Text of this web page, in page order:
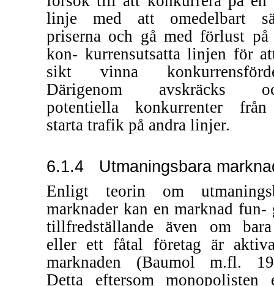
linje med att omedelbart
priserna och gå med förlust på
kon- kurrensutsatta linjen för
sikt vinna
Därigenom avskräcks
potentiella konkurrenter
starta trafik på andra linjer.
6.1.4
Utmaningsbara
Enligt teorin om
marknader kan en marknad fun-
tillfredställande även om
eller ett fåtal företag är
marknaden (Baumol m.fl.
Detta eftersom monopolisten